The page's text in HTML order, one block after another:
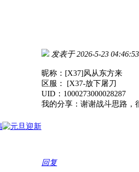
发表于 2026-5-23 04:46:53
昵称：[X37]风从东方来
区服： [X37-放下屠刀
UID：1000273000028287
我的分享：谢谢战斗思路，
回复